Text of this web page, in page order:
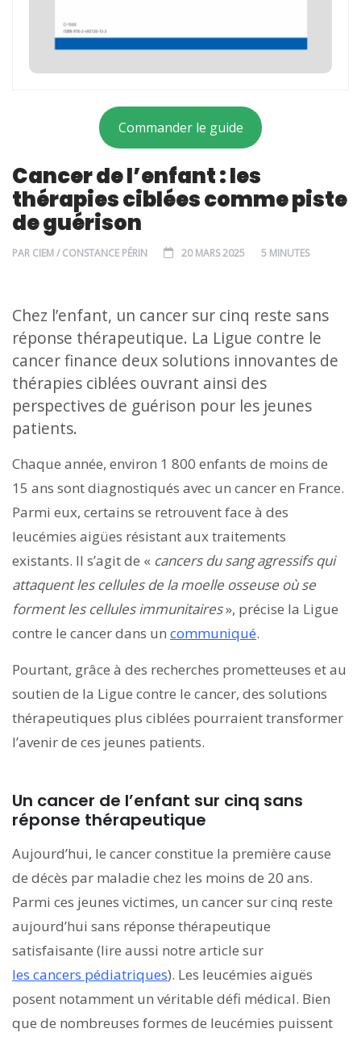
Commander le guide
Cancer de l’enfant : les
thérapies ciblées comme piste
de guérison
PAR CIEM / CONSTANCE PÉRIN 20 MARS 2025 5 MINUTES
Chez l’enfant, un cancer sur cinq reste sans
réponse thérapeutique. La Ligue contre le
cancer finance deux solutions innovantes de
thérapies ciblées ouvrant ainsi des
perspectives de guérison pour les jeunes
patients.
Chaque année, environ 1 800 enfants de moins de
15 ans sont diagnostiqués avec un cancer en France.
Parmi eux, certains se retrouvent face à des
leucémies aigües résistant aux traitements
existants. Il s’agit de « cancers du sang agressifs qui
attaquent les cellules de la moelle osseuse où se
forment les cellules immunitaires», précise la Ligue
contre le cancer dans un communiqué.
Pourtant, grâce à des recherches prometteuses et au
soutien de la Ligue contre le cancer, des solutions
thérapeutiques plus ciblées pourraient transformer
l’avenir de ces jeunes patients.
Un cancer de l’enfant sur cinq sans
réponse thérapeutique
Aujourd’hui, le cancer constitue la première cause
de décès par maladie chez les moins de 20 ans.
Parmi ces jeunes victimes, un cancer sur cinq reste
aujourd’hui sans réponse thérapeutique
satisfaisante (lire aussi notre article sur
les cancers pédiatriques). Les leucémies aiguës
posent notamment un véritable défi médical. Bien
que de nombreuses formes de leucémies puissent